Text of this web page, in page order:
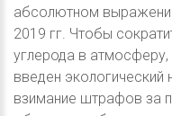
абсолютном
2019 гг. Чтобы
углерода в
введен
взимание штрафов за